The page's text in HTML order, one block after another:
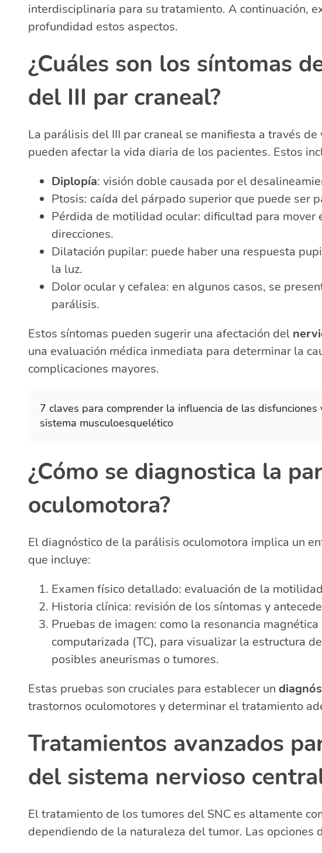
interdisciplinaria para su tratamiento. A continuación,
profundidad estos aspectos.
¿Cuáles son los síntomas
del III par craneal?
La parálisis del III par craneal se manifiesta a través
pueden afectar la vida diaria de los pacientes. Estos
Diplopía: visión doble causada por el
Ptosis: caída del párpado superior que puede ser
Pérdida de motilidad ocular: dificultad para mover
direcciones.
Dilatación pupilar: puede haber una respuesta
la luz.
Dolor ocular y cefalea: en algunos casos, se
parálisis.
Estos síntomas pueden sugerir una afectación del
una evaluación médica inmediata para determinar la
complicaciones mayores.
7 claves para comprender la influencia de las disfunciones
sistema musculoesquelético
¿Cómo se diagnostica la
oculomotora?
El diagnóstico de la parálisis oculomotora implica un
que incluye:
Examen físico detallado: evaluación de la
Historia clínica: revisión de los síntomas y
Pruebas de imagen: como la resonancia
computarizada (TC), para visualizar la estructura
posibles aneurismas o tumores.
Estas pruebas son cruciales para establecer un
trastornos oculomotores y determinar el tratamiento
Tratamientos avanzados
del sistema nervioso
El tratamiento de los tumores del SNC es altamente
dependiendo de la naturaleza del tumor. Las opciones